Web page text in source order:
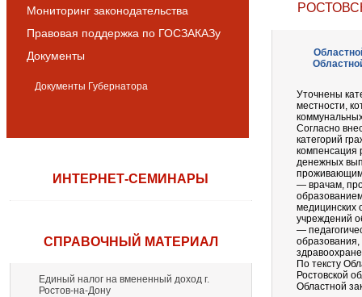
Мониторинг законодательства
Правовая поддержка по ГОСЗАКАЗу
Документы
Документы Губернатора
ИНТЕРНЕТ-СЕМИНАРЫ
СПРАВОЧНЫЙ МАТЕРИАЛ
Единый налог на вмененный доход г.
Ростов-на-Дону
Уточнены
местности,
коммунальных
Согласно
категорий
компенсация
денежных
проживающим
— врачам,
медицинских
учреждений
—
образования,
По тексту
Ростовской
Областной